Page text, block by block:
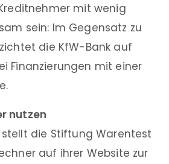
mit wenig
sein: Im Gegensatz zu
die KfW-Bank auf
Finanzierungen mit einer
nutzen
die Stiftung Warentest
auf ihrer Website zur